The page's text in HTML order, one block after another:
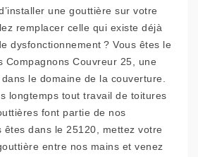
une gouttière sur votre
remplacer celle qui existe déjà
dysfonctionnement ? Vous êtes le
Compagnons Couvreur 25, une
le domaine de la couverture.
longtemps tout travail de toitures
font partie de nos
êtes dans le 25120, mettez votre
entre nos mains et venez